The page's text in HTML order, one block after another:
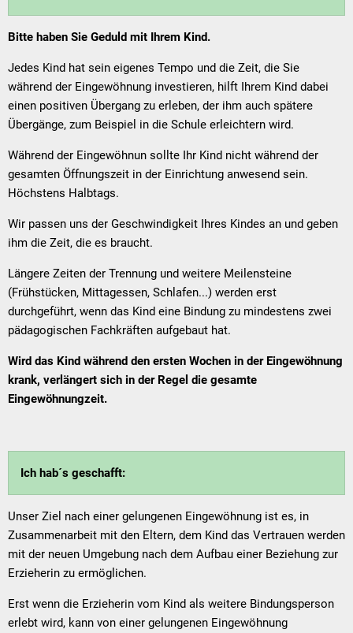
Bitte haben Sie Geduld mit Ihrem Kind.
Jedes Kind hat sein eigenes Tempo und die Zeit, die Sie
während der Eingewöhnung investieren, hilft Ihrem Kind dabei
einen positiven Übergang zu erleben, der ihm auch spätere
Übergänge, zum Beispiel in die Schule erleichtern wird.
Während der Eingewöhnun sollte Ihr Kind nicht während der
gesamten Öffnungszeit in der Einrichtung anwesend sein.
Höchstens Halbtags.
Wir passen uns der Geschwindigkeit Ihres Kindes an und geben
ihm die Zeit, die es braucht.
Längere Zeiten der Trennung und weitere Meilensteine
(Frühstücken, Mittagessen, Schlafen...) werden erst
durchgeführt, wenn das Kind eine Bindung zu mindestens zwei
pädagogischen Fachkräften aufgebaut hat.
Wird das Kind während den ersten Wochen in der Eingewöhnung
krank, verlängert sich in der Regel die gesamte
Eingewöhnungzeit.
Ich hab´s geschafft:
Unser Ziel nach einer gelungenen Eingewöhnung ist es, in
Zusammenarbeit mit den Eltern, dem Kind das Vertrauen werden
mit der neuen Umgebung nach dem Aufbau einer Beziehung zur
Erzieherin zu ermöglichen.
Erst wenn die Erzieherin vom Kind als weitere Bindungsperson
erlebt wird, kann von einer gelungenen Eingewöhnung